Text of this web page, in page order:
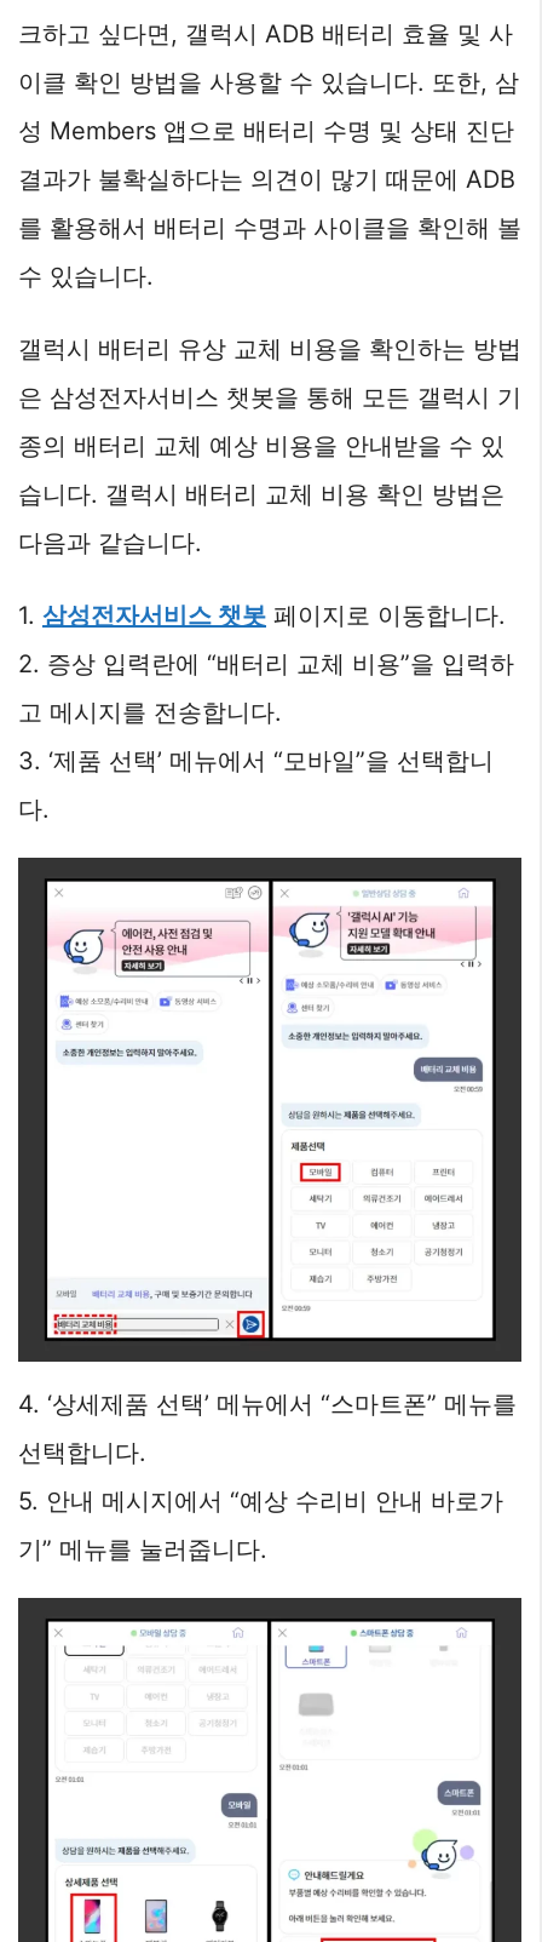
크하고 싶다면, 갤럭시 ADB 배터리 효율 및 사
이클 확인 방법을 사용할 수 있습니다. 또한, 삼
성 Members 앱으로 배터리 수명 및 상태 진단
결과가 불확실하다는 의견이 많기 때문에 ADB
를 활용해서 배터리 수명과 사이클을 확인해 볼
수 있습니다.
갤럭시 배터리 유상 교체 비용을 확인하는 방법
은 삼성전자서비스 챗봇을 통해 모든 갤럭시 기
종의 배터리 교체 예상 비용을 안내받을 수 있
습니다. 갤럭시 배터리 교체 비용 확인 방법은
다음과 같습니다.
1. 삼성전자서비스 챗봇 페이지로 이동합니다.
2. 증상 입력란에 “배터리 교체 비용”을 입력하
고 메시지를 전송합니다.
3. ‘제품 선택’ 메뉴에서 “모바일”을 선택합니
다.
4. ‘상세제품 선택’ 메뉴에서 “스마트폰” 메뉴를
선택합니다.
5. 안내 메시지에서 “예상 수리비 안내 바로가
기” 메뉴를 눌러줍니다.